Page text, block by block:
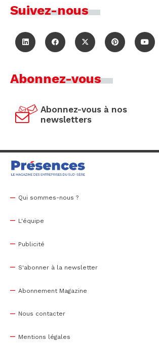
Suivez-nous
Abonnez-vous
Abonnez-vous à nos
newsletters
Qui sommes-nous ?
L'équipe
Publicité
S'abonner à la newsletter
Abonnement Magazine
Nous contacter
Mentions légales